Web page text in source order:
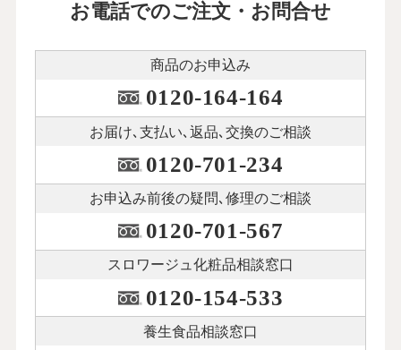
お電話でのご注文・お問合せ
商品のお申込み
0120-164-164
お届け､支払い､ 返品､交換のご相談
0120-701-234
お申込み前後の疑問､修理のご相談
0120-701-567
スロワージュ化粧品相談窓口
0120-154-533
養生食品相談窓口